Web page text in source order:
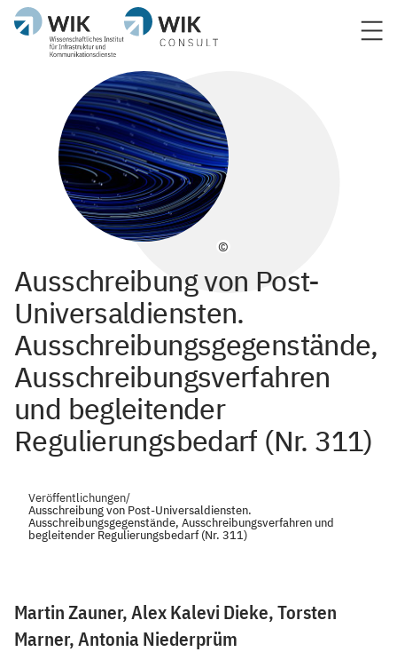
©
Ausschreibung von Post-
Universaldiensten.
Ausschreibungsgegenstände,
Ausschreibungsverfahren
und begleitender
Regulierungsbedarf (Nr. 311)
Veröffentlichungen/
Ausschreibung von Post-Universaldiensten.
Ausschreibungsgegenstände, Ausschreibungsverfahren und
begleitender Regulierungsbedarf (Nr. 311)
Martin Zauner, Alex Kalevi Dieke, Torsten
Marner, Antonia Niederprüm